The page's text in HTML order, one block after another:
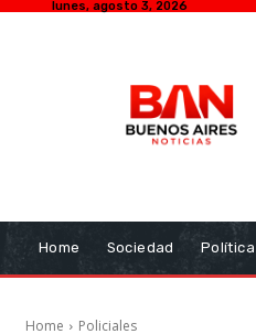
lunes, agosto 3, 2026
Home Sociedad Política
Home Policiales